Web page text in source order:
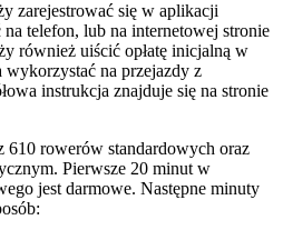
zarejestrować się w aplikacji
telefon, lub na internetowej stronie
również uiścić opłatę inicjalną w
wykorzystać na przejazdy z
instrukcja znajduje się na stronie
610 rowerów standardowych oraz
Pierwsze 20 minut w
jest darmowe. Następne minuty